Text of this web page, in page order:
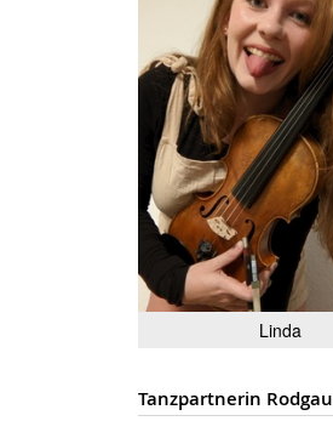
Linda
Tanzpartnerin Rodgau